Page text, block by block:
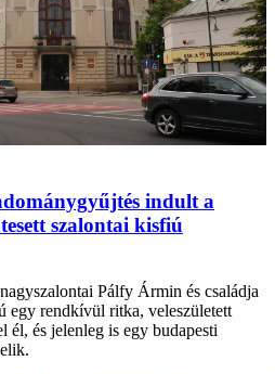
indult a
szalontai kisfiú
Pálfy Ármin és családja
egy rendkívül ritka, veleszületett
él, és jelenleg is egy budapesti